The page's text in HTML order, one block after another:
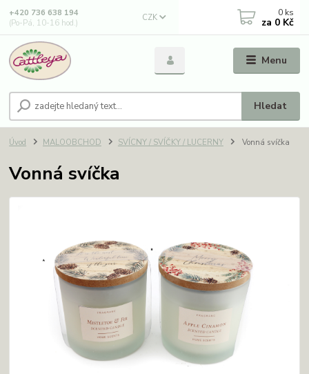
Menu
CZK
Hledat
+420 736 638 194
(Po-Pá, 10-16 hod.)
0 ks
za 0 Kč
Úvod MALOOBCHOD SVÍCNY / SVÍČKY / LUCERNY Vonná svíčka
Vonná svíčka